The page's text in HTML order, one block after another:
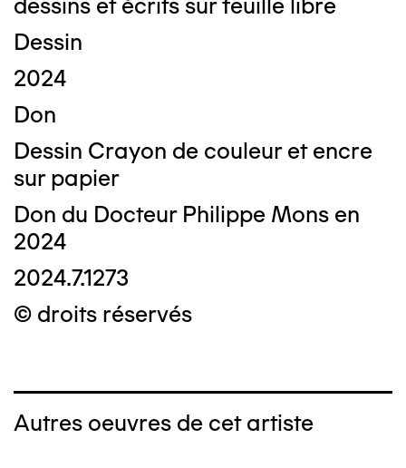
dessins et écrits sur feuille libre
Dessin
2024
Don
Dessin Crayon de couleur et encre
sur papier
Don du Docteur Philippe Mons en
2024
2024.7.1273
© droits réservés
Autres oeuvres de cet artiste